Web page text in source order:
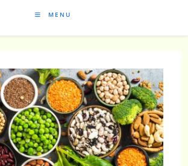
MENU